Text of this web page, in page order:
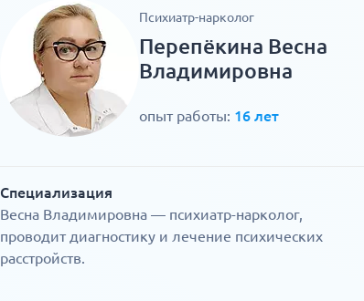
Психиатр-нарколог
Перепёкина Весна
Владимировна
опыт работы: 16 лет
Специализация
Весна Владимировна — психиатр-нарколог,
проводит диагностику и лечение психических
расстройств.